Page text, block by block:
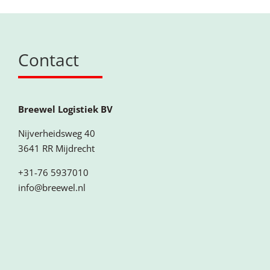
Contact
Breewel Logistiek BV
Nijverheidsweg 40
3641 RR Mijdrecht
+31-76 5937010
info@breewel.nl